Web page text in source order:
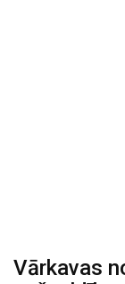
Vārkavas